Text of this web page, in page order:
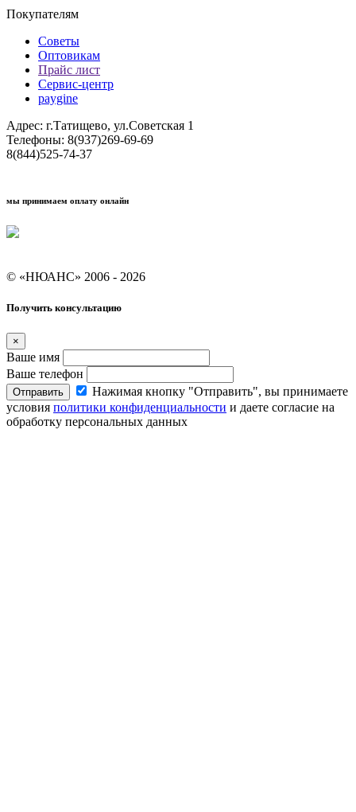
Покупателям
Советы
Оптовикам
Прайс лист
Сервис-центр
paygine
Адрес: г.Татищево, ул.Советская 1
Телефоны: 8(937)269-69-69
8(844)525-74-37
мы принимаем оплату онлайн
© «НЮАНС» 2006 - 2026
Получить консультацию
×
Ваше имя
Ваше телефон
Отправить
Нажимая кнопку "Отправить", вы принимаете
условия политики конфиденциальности и даете согласие на
обработку персональных данных